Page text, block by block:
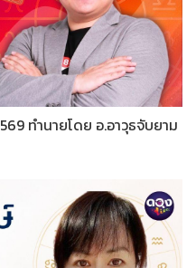
ทำนายโดย อ.อาวุธจับยาม